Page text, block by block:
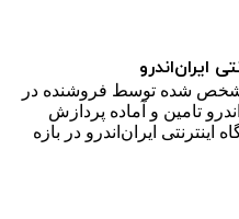
ایران‌اندرو
شده توسط فروشنده در
تامین و آماده پردازش
ایران‌اندرو در بازه